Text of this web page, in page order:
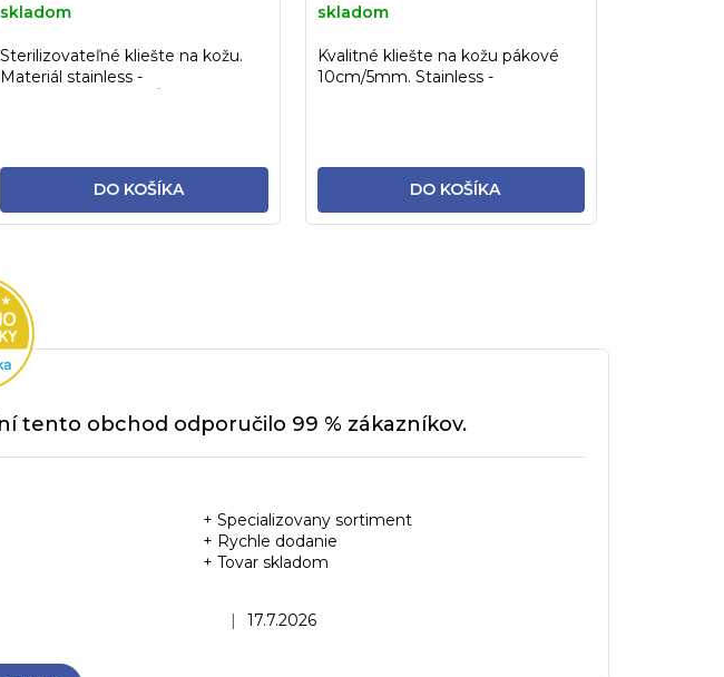
skladom
DO KOŠÍKA
Sterilizovateľné kliešte na kožu.
Materiál stainless -
skladom
DO KOŠÍKA
Kvalitné kliešte na kožu pákové
10cm/5mm. Stainless -
tento obchod odporučilo 99 % zákazníkov.
5 hviezdičiek.
Hodnotenie obchodu je 5 z 5 hviezdičiek.
| 17.7.2026
+ Specializovany sortiment
+ Rychle dodanie
+ Tovar skladom